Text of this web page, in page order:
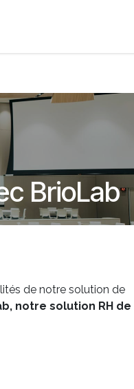
BrioLab
de notre solution de
notre solution RH de